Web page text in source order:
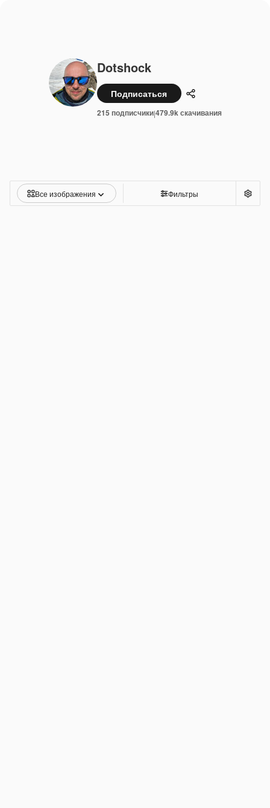
Dotshock
Подписаться Поделиться
215 подписчики|479.9k скачивания
Все изображения Фильтры